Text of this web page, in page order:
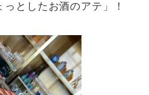
としたお酒のアテ」！